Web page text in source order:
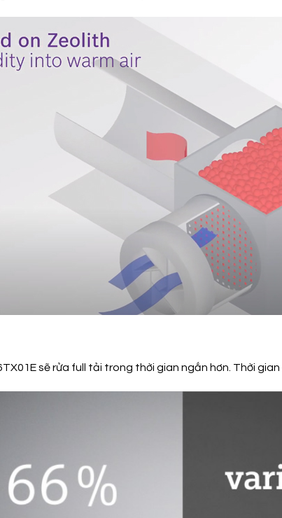
sẽ rửa full tải trong thời gian ngắn hơn. Thời